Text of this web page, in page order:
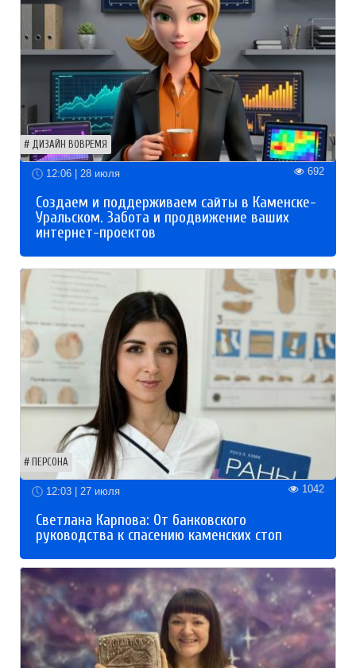
ДИЗАЙН ВОВРЕМЯ
12:06 | 28 июля 692
Создаем и поддерживаем сайты в Каменске-
Уральском. Забота и продвижение ваших
интернет-проектов
ПЕРСОНА
12:03 | 27 июля 1042
Светлана Карпова: От банковского
руководства к спасению каменских стоп